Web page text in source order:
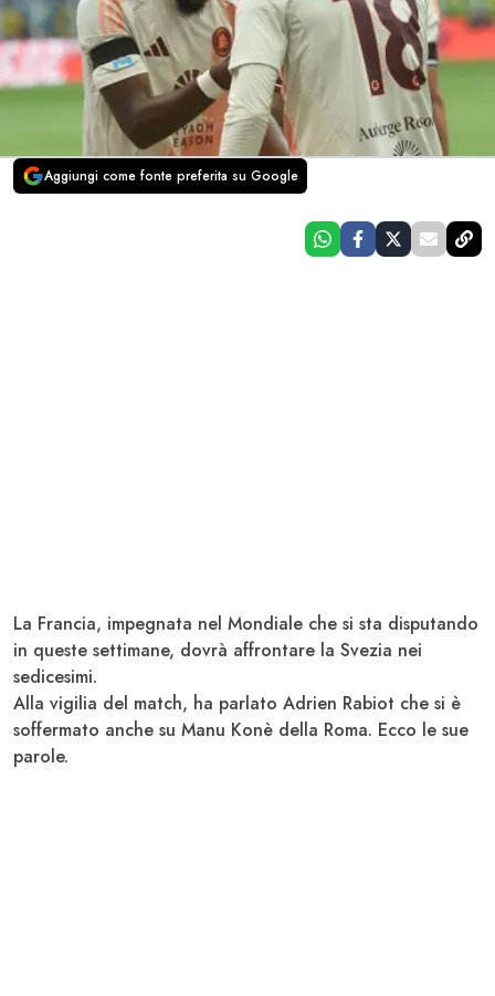
Aggiungi come fonte preferita su Google
La Francia, impegnata nel Mondiale che si sta disputando
in queste settimane, dovrà affrontare la Svezia nei
sedicesimi.
Alla vigilia del match, ha parlato Adrien Rabiot che si è
soffermato anche su Manu Konè della Roma. Ecco le sue
parole.